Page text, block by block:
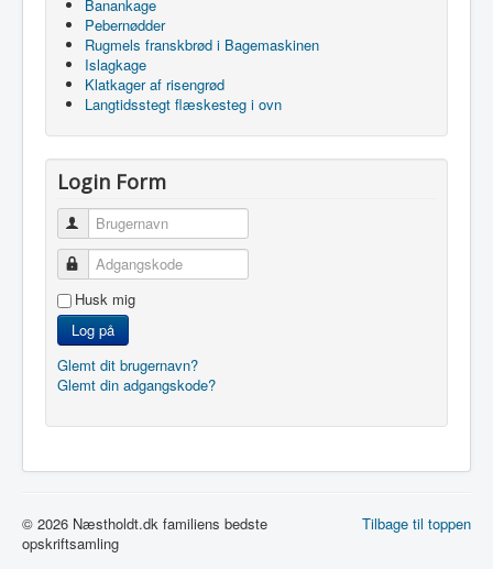
Banankage
Pebernødder
Rugmels franskbrød i Bagemaskinen
Islagkage
Klatkager af risengrød
Langtidsstegt flæskesteg i ovn
Login Form
Brugernavn
Adgangskode
Husk mig
Log på
Glemt dit brugernavn?
Glemt din adgangskode?
Tilbage til toppen
© 2026 Næstholdt.dk familiens bedste
opskriftsamling